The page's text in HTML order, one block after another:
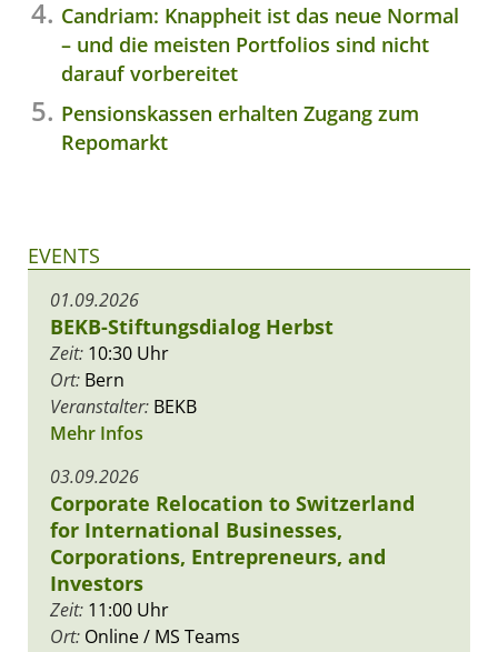
Candriam: Knappheit ist das neue Normal
– und die meisten Portfolios sind nicht
darauf vorbereitet
Pensionskassen erhalten Zugang zum
Repomarkt
EVENTS
01.09.2026
BEKB-Stiftungsdialog Herbst
Zeit: 10:30 Uhr
Ort: Bern
Veranstalter: BEKB
Mehr Infos
03.09.2026
Corporate Relocation to Switzerland
for International Businesses,
Corporations, Entrepreneurs, and
Investors
Zeit: 11:00 Uhr
Ort: Online / MS Teams